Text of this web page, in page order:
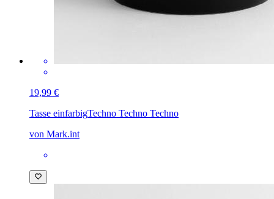
19,99 €
Tasse einfarbigTechno Techno Techno
von Mark.int